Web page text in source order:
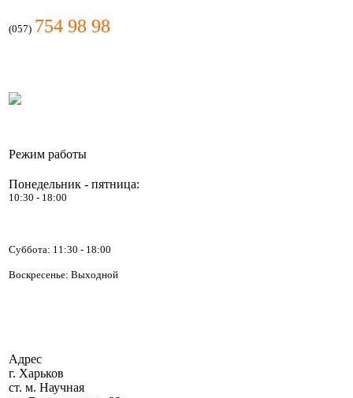
(057) 754 98 98
Режим работы
Понедельник - пятница:
10:30 - 18:00
Суббота: 11:30 - 18:00
Воскресенье: Выходной
Адрес
г. Харьков
ст. м. Научная